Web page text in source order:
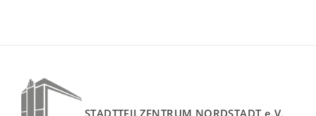
STADTTEILZENTRUM NORDSTADT e.V.